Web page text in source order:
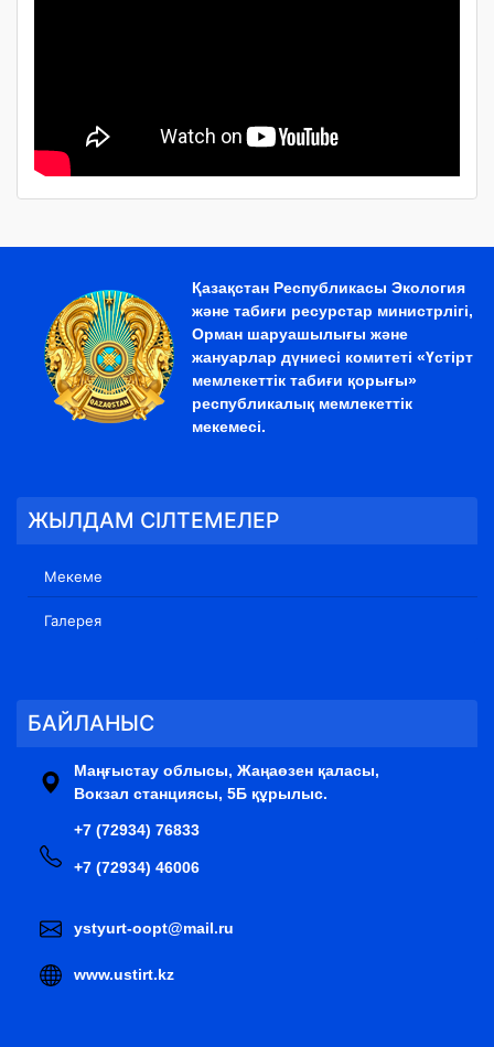
Қазақстан Республикасы Экология
және табиғи ресурстар министрлігі,
Орман шаруашылығы және
жануарлар дүниесі комитеті «Үстірт
мемлекеттік табиғи қорығы»
республикалық мемлекеттік
мекемесі.
ЖЫЛДАМ СІЛТЕМЕЛЕР
Мекеме
Галерея
БАЙЛАНЫС
Маңғыстау облысы, Жаңаөзен қаласы,
Вокзал станциясы, 5Б құрылыс.
+7 (72934) 76833
+7 (72934) 46006
ystyurt-oopt@mail.ru
www.ustirt.kz